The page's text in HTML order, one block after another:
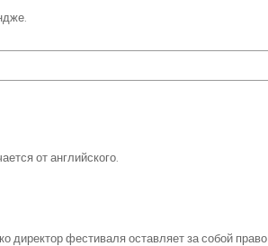
от английского.
директор фестиваля оставляет за собой